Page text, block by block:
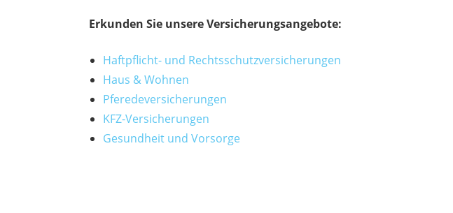
Erkunden Sie unsere Versicherungsangebote:
Haftpflicht- und Rechtsschutzversicherungen
Haus & Wohnen
Pferedeversicherungen
KFZ-Versicherungen
Gesundheit und Vorsorge